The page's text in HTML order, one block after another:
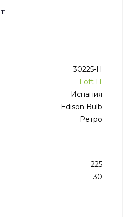
30225-H
Loft IT
Испания
Edison Bulb
Ретро
225
30